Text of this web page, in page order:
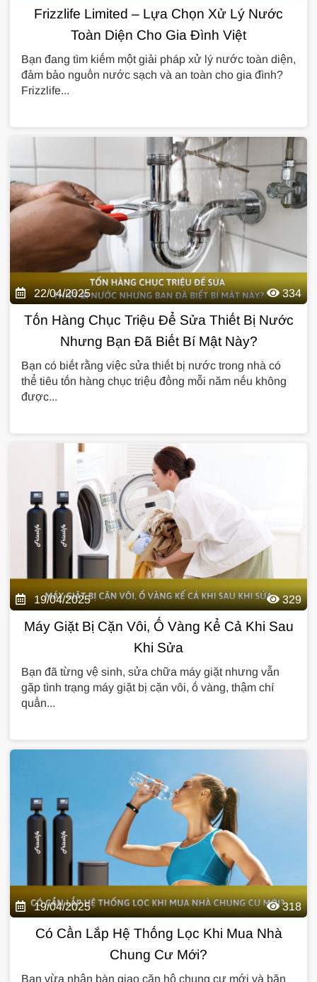
Frizzlife Limited – Lựa Chọn Xử Lý Nước
Toàn Diện Cho Gia Đình Việt
Bạn đang tìm kiếm một giải pháp xử lý nước toàn diện,
đảm bảo nguồn nước sạch và an toàn cho gia đình?
Frizzlife...
22/04/2025 334
Tốn Hàng Chục Triệu Để Sửa Thiết Bị Nước
Nhưng Bạn Đã Biết Bí Mật Này?
Bạn có biết rằng việc sửa thiết bị nước trong nhà có
thể tiêu tốn hàng chục triệu đồng mỗi năm nếu không
được...
19/04/2025 329
Máy Giặt Bị Cặn Vôi, Ố Vàng Kể Cả Khi Sau
Khi Sửa
Bạn đã từng vệ sinh, sửa chữa máy giặt nhưng vẫn
gặp tình trạng máy giặt bị cặn vôi, ố vàng, thậm chí
quần...
19/04/2025 318
Có Cần Lắp Hệ Thống Lọc Khi Mua Nhà
Chung Cư Mới?
Bạn vừa nhận bàn giao căn hộ chung cư mới và băn